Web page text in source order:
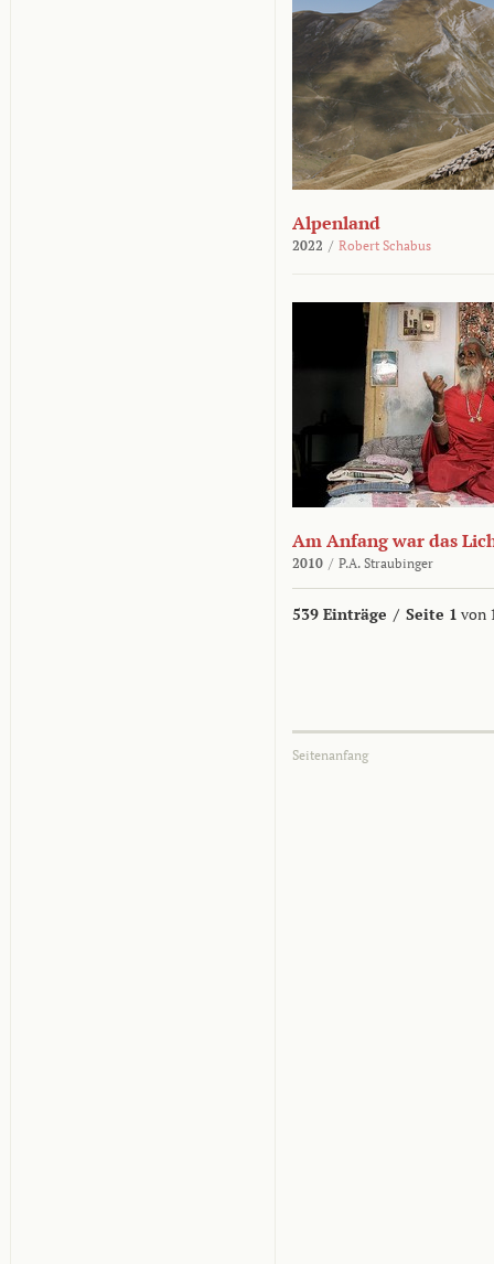
Alpenland
2022 / Robert Schabus
Am Anfang war das
2010 / P.A. Straubinger
539 Einträge / Seite 1 von
Seitenanfang